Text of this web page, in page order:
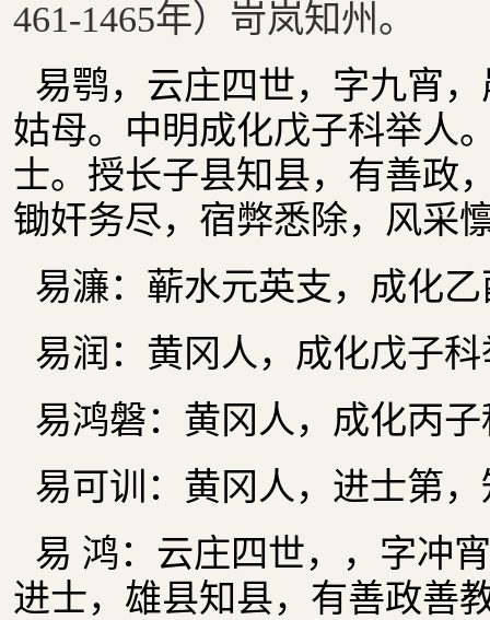
461-1465年）岢岚知州。
易鹗，云庄四世，字九宵
姑母。中明成化戊子科举人
士。授长子县知县，有善政
锄奸务尽，宿弊悉除，风采
易濂：蕲水元英支，成化
易润：黄冈人，成化戊子
易鸿磐：黄冈人，成化丙
易可训：黄冈人，进士第
易 鸿：云庄四世，，字冲
进士，雄县知县，有善政善